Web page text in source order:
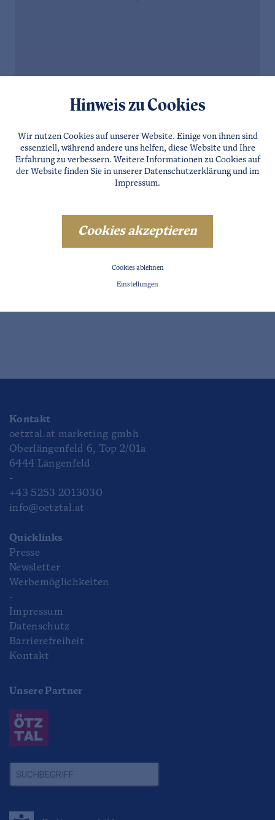
Kontakt
oetztal.at marketing gmbh
Oberlängenfeld 6, Top 2/01a
6444 Längenfeld
-
+43 5253 2013030
info@oetztal.at
Quicklinks
Presse
Newsletter
Werbemöglichkeiten
-
Impressum
Datenschutz
Barrierefreiheit
Kontakt
Unsere Partner
Hinweis zu Cookies
Wir nutzen Cookies auf unserer Website. Einige von ihnen sind
essenziell, während andere uns helfen, diese Website und Ihre
Erfahrung zu verbessern. Weitere Informationen zu Cookies auf
der Website finden Sie in unserer Datenschutzerklärungund im
Impressum.
Cookies akzeptieren
Cookies ablehnen
Einstellungen